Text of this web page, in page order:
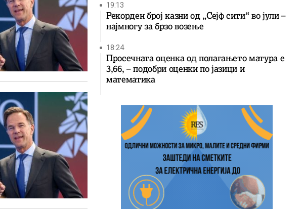
19:13
Рекорден број казни од „Сејф сити“ во јули –
најмногу за брзо возење
18:24
Просечната оценка од полагањето матура е
3,66, – подобри оценки по јазици и
математика